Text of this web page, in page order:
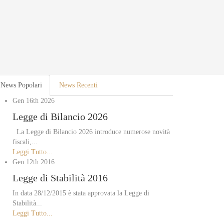
News Popolari News Recenti
Gen 16th 2026
Legge di Bilancio 2026
La Legge di Bilancio 2026 introduce numerose novità
fiscali,...
Leggi Tutto...
Gen 12th 2016
Legge di Stabilità 2016
In data 28/12/2015 è stata approvata la Legge di
Stabilità...
Leggi Tutto...